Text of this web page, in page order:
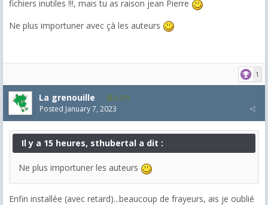
fichiers inutiles !!!, mais tu as raison jean Pierre
Ne plus importuner avec çà les auteurs
1
La grenouille 3,271
Posted January 7, 2023
Il y a 15 heures, sthubertal a dit :
Ne plus importuner les auteurs
Enfin installée (avec retard)...beaucoup de frayeurs, ais je oublié